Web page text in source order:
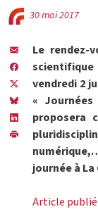
30 mai 2017
Le rendez-
vendredi 2
«
proposera
journée à
Article publié